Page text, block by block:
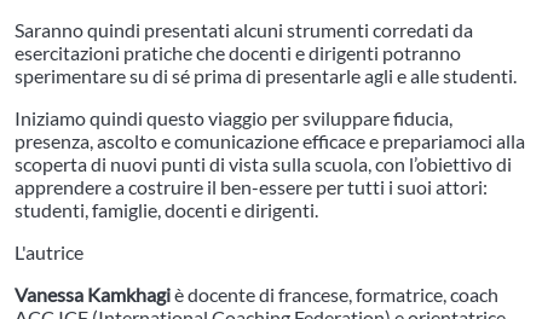
Saranno quindi presentati alcuni strumenti corredati da
esercitazioni pratiche che docenti e dirigenti potranno
sperimentare su di sé prima di presentarle agli e alle studenti.
Iniziamo quindi questo viaggio per sviluppare fiducia,
presenza, ascolto e comunicazione efficace e prepariamoci alla
scoperta di nuovi punti di vista sulla scuola, con l’obiettivo di
apprendere a costruire il ben-essere per tutti i suoi attori:
studenti, famiglie, docenti e dirigenti.
L'autrice
Vanessa Kamkhagiè docente di francese, formatrice, coach